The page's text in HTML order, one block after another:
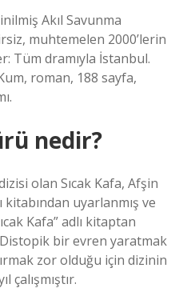
Akıl Savunma
muhtemelen 2000’lerin
Tüm dramıyla İstanbul.
roman, 188 sayfa,
nedir?
olan Sıcak Kafa, Afşin
kitabından uyarlanmış ve
Kafa” adlı kitaptan
Distopik bir evren yaratmak
zor olduğu için dizinin
çalışmıştır.